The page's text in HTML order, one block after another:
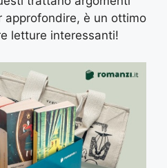
approfondire, è un ottimo
letture interessanti!